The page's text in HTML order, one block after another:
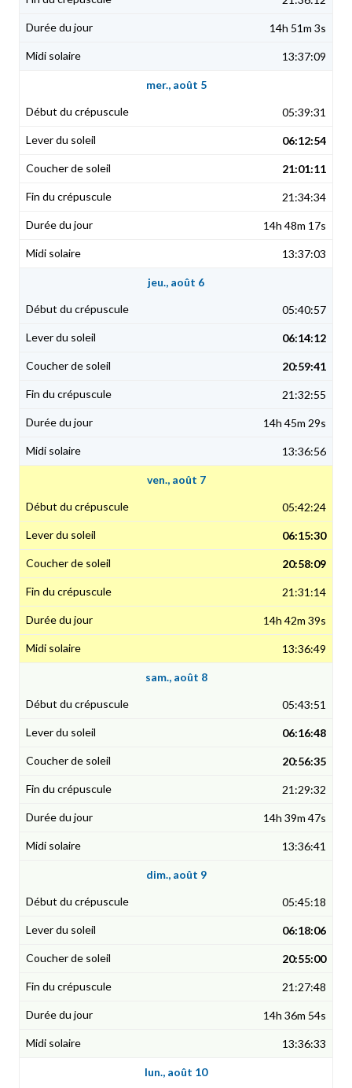
14h 51m 3s
13:37:09
mer., août 5
05:39:31
06:12:54
21:01:11
21:34:34
14h 48m 17s
13:37:03
jeu., août 6
05:40:57
06:14:12
20:59:41
21:32:55
14h 45m 29s
13:36:56
ven., août 7
05:42:24
06:15:30
20:58:09
21:31:14
14h 42m 39s
13:36:49
sam., août 8
05:43:51
06:16:48
20:56:35
21:29:32
14h 39m 47s
13:36:41
dim., août 9
05:45:18
06:18:06
20:55:00
21:27:48
14h 36m 54s
13:36:33
lun., août 10